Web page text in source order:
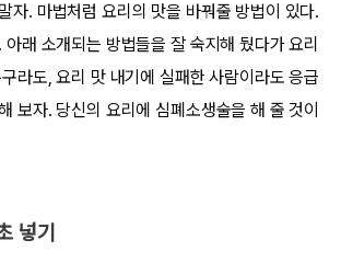
자. 마법처럼 요리의 맛을 바꿔줄 방법이 있다.
래 소개되는 방법들을 잘 숙지해 뒀다가 요리
라도, 요리 맛 내기에 실패한 사람이라도 응급
보자. 당신의 요리에 심폐소생술을 해 줄 것이
넣기